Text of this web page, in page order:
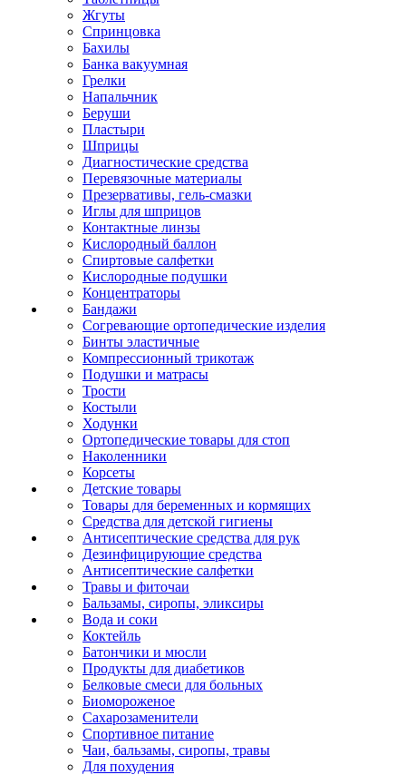
Жгуты
Спринцовка
Бахилы
Банка вакуумная
Грелки
Напальчник
Беруши
Пластыри
Шприцы
Диагностические средства
Перевязочные материалы
Презервативы, гель-смазки
Иглы для шприцов
Контактные линзы
Кислородный баллон
Спиртовые салфетки
Кислородные подушки
Концентраторы
Бандажи
Согревающие ортопедические изделия
Бинты эластичные
Компрессионный трикотаж
Подушки и матрасы
Трости
Костыли
Ходунки
Ортопедические товары для стоп
Наколенники
Корсеты
Детские товары
Товары для беременных и кормящих
Средства для детской гигиены
Антисептические средства для рук
Дезинфицирующие средства
Антисептические салфетки
Травы и фиточаи
Бальзамы, сиропы, эликсиры
Вода и соки
Коктейль
Батончики и мюсли
Продукты для диабетиков
Белковые смеси для больных
Биомороженое
Сахарозаменители
Спортивное питание
Чаи, бальзамы, сиропы, травы
Для похудения